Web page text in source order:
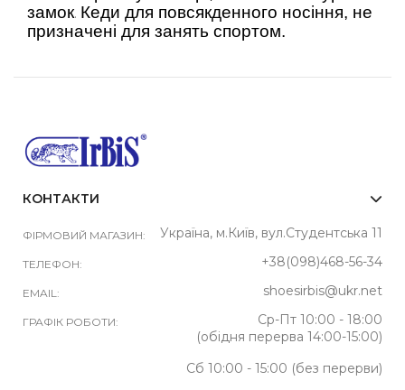
замок. Кеди для повсякденного носіння, не
призначені для занять спортом.
КОНТАКТИ
ФІРМОВИЙ МАГАЗИН: Україна, м.Київ, вул.Студентська 11
ТЕЛЕФОН: +38(098)468-56-34
EMAIL: shoesirbis@ukr.net
ГРАФІК РОБОТИ:
Ср-Пт 10:00 - 18:00
(обідня перерва 14:00-15:00)
Сб 10:00 - 15:00 (без перерви)